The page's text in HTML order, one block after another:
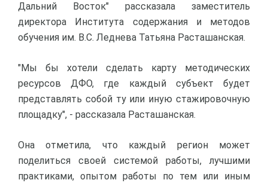
Дальний Восток" рассказала заместитель
директора Института содержания и методов
обучения им. В.С. Леднева Татьяна Расташанская.
"Мы бы хотели сделать карту методических
ресурсов ДФО, где каждый субъект будет
представлять собой ту или иную стажировочную
площадку", - рассказала Расташанская.
Она отметила, что каждый регион может
поделиться своей системой работы, лучшими
практиками, опытом работы по тем или иным